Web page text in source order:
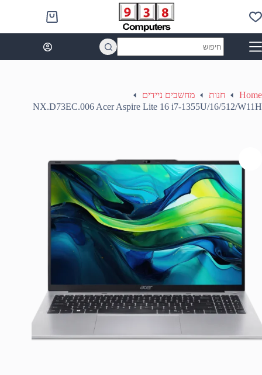
to
content
Shopping
cart
results
Home חנות
מחשבים ניידים
NX.D73EC.006 Acer Aspire Lite 16 i7-1355U/16/512/W11H